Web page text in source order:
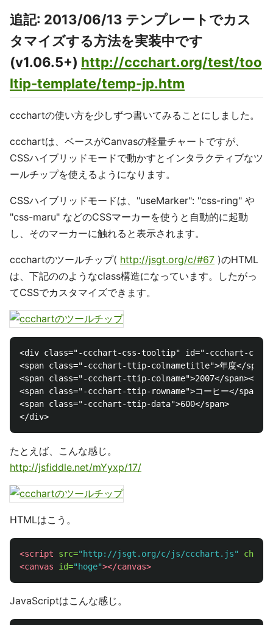
追記: 2013/06/13 テンプレートでカス
タマイズする方法を実装中です
(v1.06.5+) http://ccchart.org/test/too
ltip-template/temp-jp.htm
ccchartの使い方を少しずつ書いてみることにしました。
ccchartは、ベースがCanvasの軽量チャートですが、
CSSハイブリッドモードで動かすとインタラクティブなツ
ールチップを使えるようになります。
CSSハイブリッドモードは、"useMarker": "css-ring" や
"css-maru" などのCSSマーカーを使うと自動的に起動
し、そのマーカーに触れると表示されます。
ccchartのツールチップ( http://jsgt.org/c/#67 )のHTML
は、下記ののようなclass構造になっています。したがっ
てCSSでカスタマイズできます。
<div class="-ccchart-css-tooltip" id="-ccchart-css-
<span class="-ccchart-ttip-colnametitle">年度</
<span class="-ccchart-ttip-colname">2007</span><br>
<span class="-ccchart-ttip-rowname">コーヒー</
<span class="-ccchart-ttip-data">600</span>
たとえば、こんな感じ。
http://jsfiddle.net/mYyxp/17/
HTMLはこう。
<script src="http://jsgt.org/c/js/ccchart.js"
<canvas
id="hoge"></canvas>
JavaScriptはこんな感じ。